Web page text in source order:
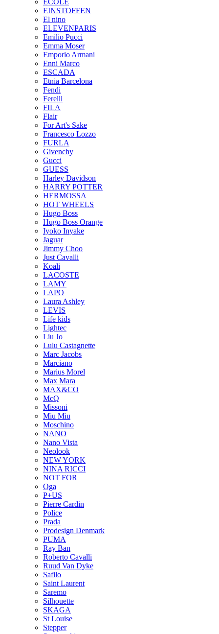
ECOLE
EINSTOFFEN
El nino
ELEVENPARIS
Emilio Pucci
Emma Moser
Emporio Armani
Enni Marco
ESCADA
Etnia Barcelona
Fendi
Ferelli
FILA
Flair
For Art's Sake
Francesco Lozzo
FURLA
Givenchy
Gucci
GUESS
Harley Davidson
HARRY POTTER
HERMOSSA
HOT WHEELS
Hugo Boss
Hugo Boss Orange
Iyoko Inyake
Jaguar
Jimmy Choo
Just Cavalli
Koali
LACOSTE
LAMY
LAPO
Laura Ashley
LEVIS
Life kids
Lightec
Liu Jo
Lulu Castagnette
Marc Jacobs
Marciano
Marius Morel
Max Mara
MAX&CO
McQ
Missoni
Miu Miu
Moschino
NANO
Nano Vista
Neolook
NEW YORK
NINA RICCI
NOT FOR
Oga
P+US
Pierre Cardin
Police
Prada
Prodesign Denmark
PUMA
Ray Ban
Roberto Cavalli
Ruud Van Dyke
Safilo
Saint Laurent
Saremo
Silhouette
SKAGA
St Louise
Stepper